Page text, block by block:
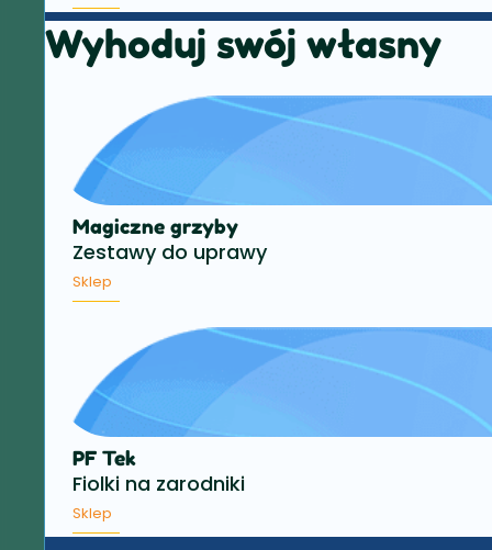
Wyhoduj swój własny
Magiczne grzyby
Zestawy do uprawy
Sklep
PF Tek
Fiolki na zarodniki
Sklep